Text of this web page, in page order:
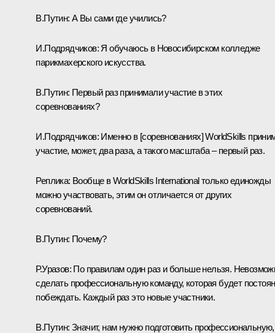
В.Путин: А Вы сами где учились?
И.Подрядчиков: Я обучаюсь в Новосибирском колледже
парикмахерского искусства.
В.Путин: Первый раз принимали участие в этих
соревнованиях?
И.Подрядчиков: Именно в [соревнованиях] WorldSkills
участие, может, два раза, а такого масштаба – первый раз.
Реплика: Вообще в WorldSkills International только единожды
можно участвовать, этим он отличается от других
соревнований.
В.Путин: Почему?
Р.Уразов: По правилам один раз и больше нельзя.
сделать профессиональную команду, которая будет
побеждать. Каждый раз это новые участники.
В.Путин: Значит, нам нужно подготовить профессиональную,